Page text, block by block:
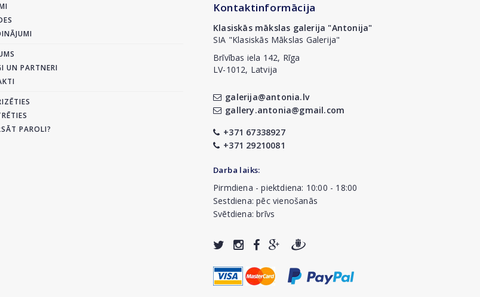
UN PARTNERI
PAROLI?
Kontaktinformācija
Klasiskās mākslas galerija "Antonija"
SIA "Klasiskās Mākslas Galerija"
Brīvības iela 142, Rīga
LV-1012, Latvija
galerija@antonia.lv
gallery.antonia@gmail.com
+371 67338927
+371 29210081
Darba laiks:
Pirmdiena - piektdiena: 10:00 - 18:00
Sestdiena: pēc vienošanās
Svētdiena: brīvs